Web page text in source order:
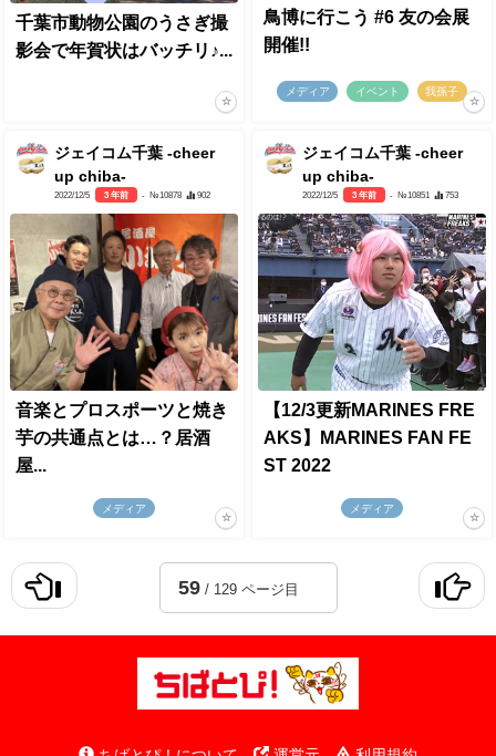
千葉市動物公園のうさぎ撮
影会で年賀状はバッチリ♪...
鳥博に行こう #6 友の会展
開催!!
メディア イベント 我孫子
ジェイコム千葉 -cheer
up chiba-
2022/12/5 3 年前 - №10878 902
音楽とプロスポーツと焼き
芋の共通点とは…？居酒
屋...
メディア
ジェイコム千葉 -cheer
up chiba-
2022/12/5 3 年前 - №10851 753
【12/3更新MARINES FRE
AKS】MARINES FAN FE
ST 2022
メディア
59/ 129 ページ目